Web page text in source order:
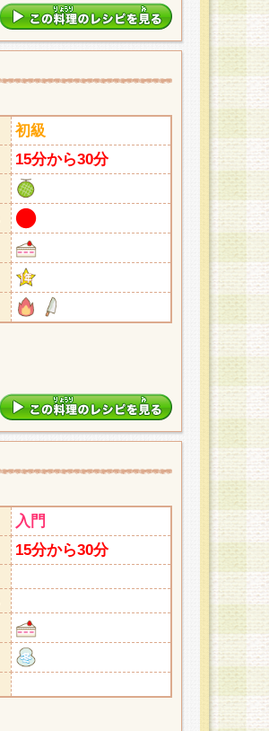
初級
15分から30分
入門
15分から30分